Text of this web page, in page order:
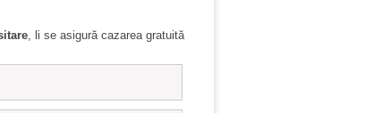
, li se asigură cazarea gratuită